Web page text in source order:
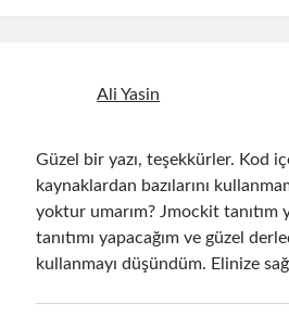
Ali Yasin
Güzel bir yazı, teşekkürler. Kod
kaynaklardan bazılarını
yoktur umarım? Jmockit tanıtım
tanıtımı yapacağım ve güzel
kullanmayı düşündüm. Elinize